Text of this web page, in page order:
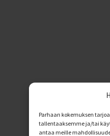
Parhaan kokemuksen
tallentaaksemme ja/tai
antaa meille